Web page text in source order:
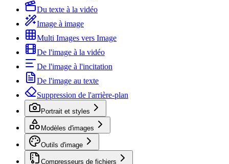
Du texte à la vidéo
Image à image
Multi Images vers Image
De l'image à la vidéo
De l'image à l'incitation
De l'image au texte
Suppression de l'arrière-plan
Portrait et styles
Modèles d'images
Outils d'image
Compresseurs de fichiers